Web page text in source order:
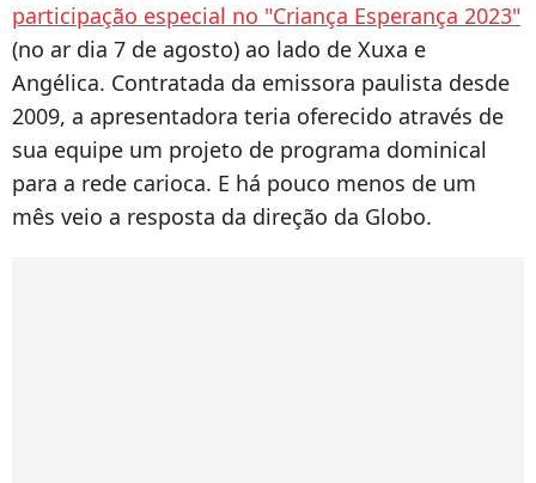
participação especial no "Criança Esperança 2023"
(no ar dia 7 de agosto) ao lado de Xuxa e
Angélica. Contratada da emissora paulista desde
2009, a apresentadora teria oferecido através de
sua equipe um projeto de programa dominical
para a rede carioca. E há pouco menos de um
mês veio a resposta da direção da Globo.